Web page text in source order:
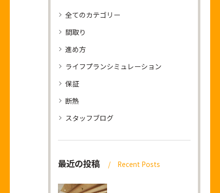
全てのカテゴリー
間取り
進め方
ライフプランシミュレーション
保証
断熱
スタッフブログ
最近の投稿 Recent Posts